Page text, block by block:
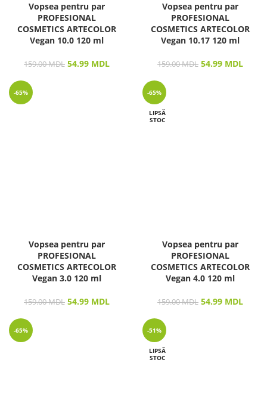
Vopsea pentru par
PROFESIONAL
COSMETICS ARTECOLOR
Vegan 10.0 120 ml
159.00MDL 54.99 MDL
Vopsea pentru par
PROFESIONAL
COSMETICS ARTECOLOR
Vegan 10.17 120 ml
159.00MDL 54.99 MDL
-65%
Vopsea pentru par
PROFESIONAL
COSMETICS ARTECOLOR
Vegan 3.0 120 ml
159.00MDL 54.99 MDL
-65%
LIPSĂ
STOC
Vopsea pentru par
PROFESIONAL
COSMETICS ARTECOLOR
Vegan 4.0 120 ml
159.00MDL 54.99 MDL
-65% -51%
LIPSĂ
STOC